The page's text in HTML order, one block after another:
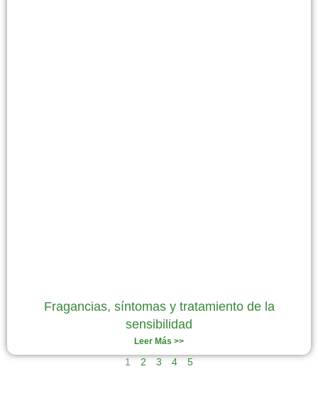
Fragancias, síntomas y tratamiento de la
sensibilidad
Leer Más >>
1 2 3 4 5